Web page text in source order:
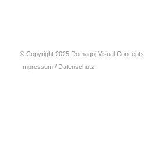
© Copyright 2025 Domagoj Visual Concepts
Impressum / Datenschutz